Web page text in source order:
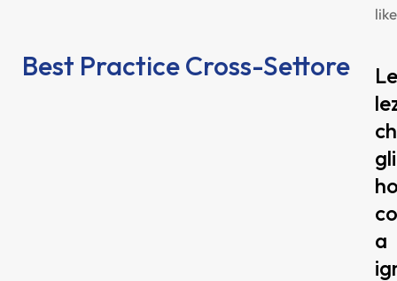
like
Best Practice Cross-Settore
Le
gli
a